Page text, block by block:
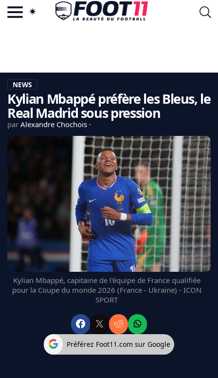
LA CHARTE
VIE PRIVÉE
CGU
CONTACTEZ-NOUS
LIGUE 1
REAL MADRID
FC BARCELONE
MANCHESTER UNITED
CHELSEA
ARSENAL
BAYERN
L'AVIS DE LA RÉDAC'
NEWS
Kylian Mbappé préfère les Bleus, le
Real Madrid sous pression
par Alexandre Chochois
Kylian Mbappé, capitaine de l'équipe de France qualifiée
pour la Coupe du monde 2026 (France - Ukraine) - ICON
SPORT
Préférez Foot11.com sur Google